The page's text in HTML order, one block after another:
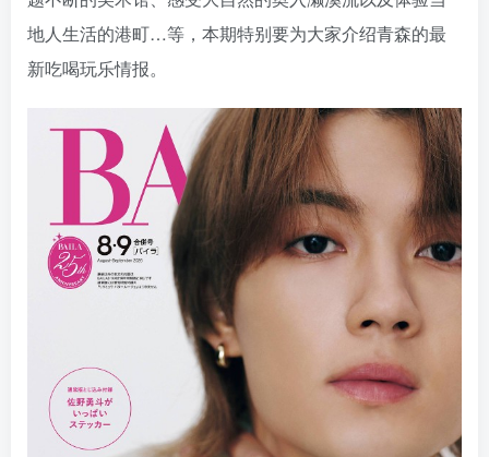
地人生活的港町…等，本期特别要为大家介绍青森的最
新吃喝玩乐情报。